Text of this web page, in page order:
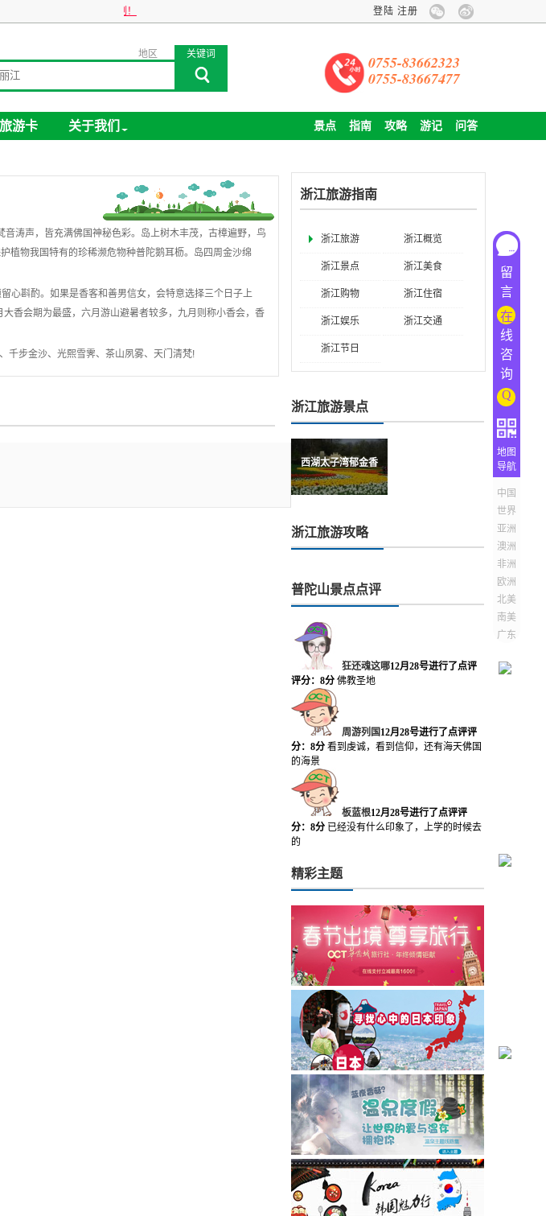
登陆 注册
地区 关键词
0755-83662323
0755-83667477
旅游卡 关于我们 问答
游记
攻略
指南
景点
音涛声，皆充满佛国神秘色彩。岛上树木丰茂，古樟遍野，鸟
植物我国特有的珍稀濒危物种普陀鹅耳枥。岛四周金沙绵
心斟酌。如果是香客和善男信女，会特意选择三个日子上
香会期为最盛，六月游山避暑者较多，九月则称小香会，香
千步金沙、光熙雪霁、茶山夙雾、天门清梵!
浙江旅游指南
浙江旅游 浙江概览
浙江景点 浙江美食
浙江购物 浙江住宿
浙江娱乐 浙江交通
浙江节日
浙江旅游景点
西湖太子湾郁金香
浙江旅游攻略
普陀山景点点评
狂还魂这哪12月28号进行了点评
评分：8分 佛教圣地
周游列国 12月28号进行了点评评
分：8分 看到虔诚，看到信仰，还有海天佛国
的海景
板蓝根12月28号进行了点评评
分：8分 已经没有什么印象了，上学的时候去
的
精彩主题
留
言
在
线
咨
询
Q
地图
导航
中国
世界
亚洲
澳洲
非洲
欧洲
北美
南美
广东